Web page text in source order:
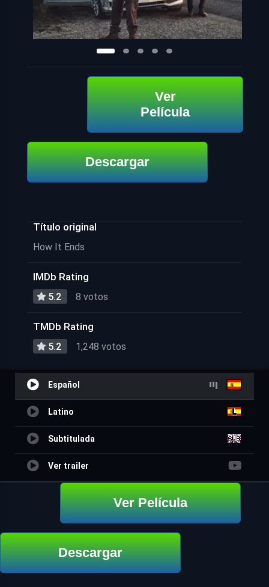
Ver
Película
Descargar
Título original
How It Ends
IMDb Rating
5.2 8 votos
TMDb Rating
5.2 1,248 votos
Español
Latino
Subtitulada
Ver trailer
Ver Película
Descargar